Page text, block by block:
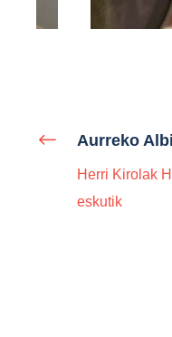
Aurreko
Herri Kirolak
eskutik